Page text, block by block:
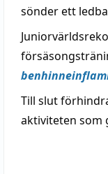
sönder ett
Till slut
aktiviteten som